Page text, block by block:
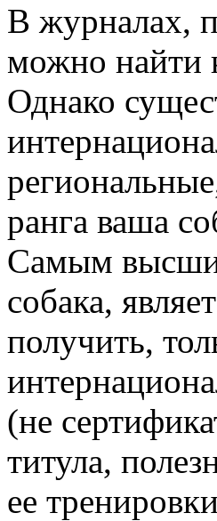
В журналах,
можно найти
Однако
ранга ваша
Самым
собака,
получить,
(не
титула,
ее